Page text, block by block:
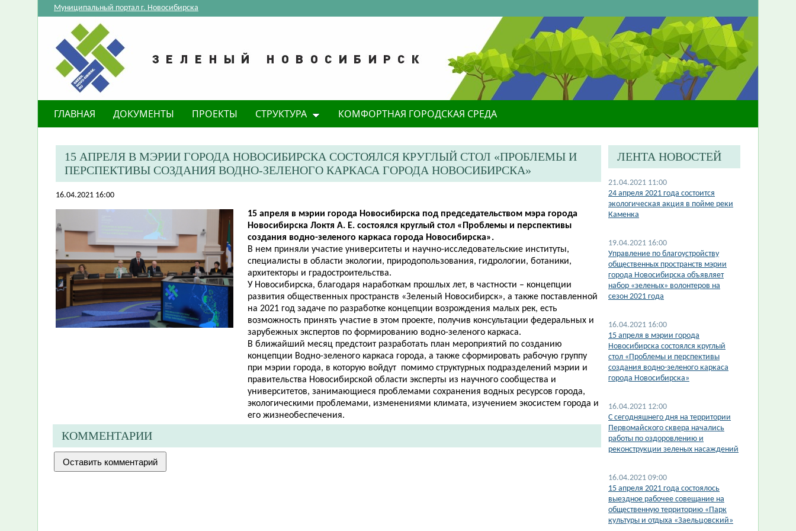
Муниципальный портал г. Новосибирска
ГЛАВНАЯ ДОКУМЕНТЫ ПРОЕКТЫ СТРУКТУРА КОМФОРТНАЯ ГОРОДСКАЯ СРЕДА
15 АПРЕЛЯ В МЭРИИ ГОРОДА НОВОСИБИРСКА СОСТОЯЛСЯ КРУГЛЫЙ СТОЛ «ПРОБЛЕМЫ И
ПЕРСПЕКТИВЫ СОЗДАНИЯ ВОДНО-ЗЕЛЕНОГО КАРКАСА ГОРОДА НОВОСИБИРСКА»
16.04.2021 16:00
15 апреля в мэрии города Новосибирска под председательством мэра города
Новосибирска Локтя А. Е. состоялся круглый стол «Проблемы и перспективы
создания водно-зеленого каркаса города Новосибирска».
В нем приняли участие университеты и научно-исследовательские институты,
специалисты в области экологии, природопользования, гидрологии, ботаники,
архитекторы и градостроительства.
У Новосибирска, благодаря наработкам прошлых лет, в частности – концепции
развития общественных пространств «Зеленый Новосибирск», а также поставленной
на 2021 год задаче по разработке концепции возрождения малых рек, есть
возможность принять участие в этом проекте, получив консультации федеральных и
зарубежных экспертов по формированию водно-зеленого каркаса.
В ближайший месяц предстоит разработать план мероприятий по созданию
концепции Водно-зеленого каркаса города, а также сформировать рабочую группу
при мэрии города, в которую войдут помимо структурных подразделений мэрии и
правительства Новосибирской области эксперты из научного сообщества и
университетов, занимающиеся проблемами сохранения водных ресурсов города,
экологическими проблемами, изменениями климата, изучением экосистем города и
его жизнеобеспечения.
КОММЕНТАРИИ
ЛЕНТА НОВОСТЕЙ
21.04.2021 11:00
24 апреля 2021 года состоится
экологическая акция в пойме реки
Каменка
19.04.2021 16:00
Управление по благоустройству
общественных пространств мэрии
города Новосибирска объявляет
набор «зеленых» волонтеров на
сезон 2021 года
16.04.2021 16:00
15 апреля в мэрии города
Новосибирска состоялся круглый
стол «Проблемы и перспективы
создания водно-зеленого каркаса
города Новосибирска»
16.04.2021 12:00
С сегодняшнего дня на территории
Первомайского сквера начались
работы по оздоровлению и
реконструкции зеленых насаждений
16.04.2021 09:00
15 апреля 2021 года состоялось
выездное рабочее совещание на
общественную территорию «Парк
культуры и отдыха «Заельцовский»